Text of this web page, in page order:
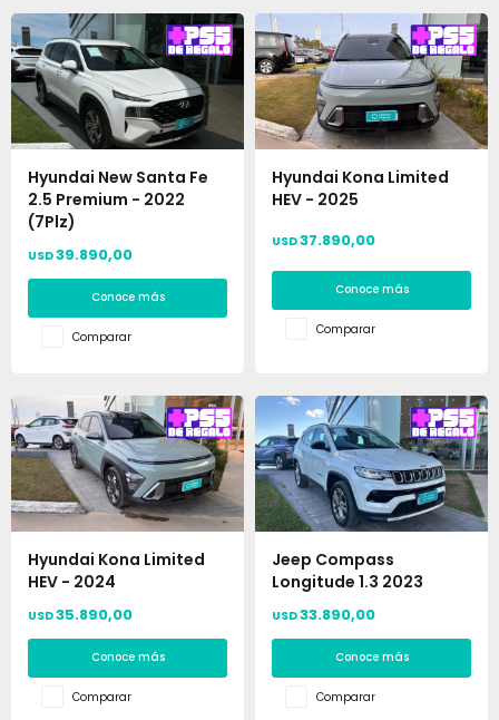
Hyundai New Santa Fe
2.5 Premium - 2022
(7Plz)
USD39.890,00
Conoce más
Comparar
Hyundai Kona Limited
HEV - 2025
USD37.890,00
Conoce más
Comparar
Hyundai Kona Limited
HEV - 2024
USD35.890,00
Conoce más
Comparar
Jeep Compass
Longitude 1.3 2023
USD33.890,00
Conoce más
Comparar